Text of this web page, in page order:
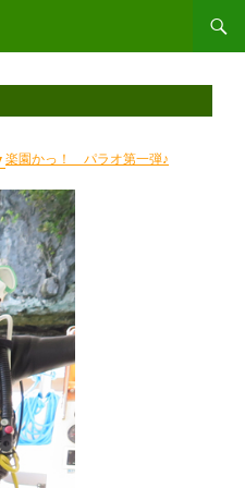
楽園かっ！ パラオ第一弾♪